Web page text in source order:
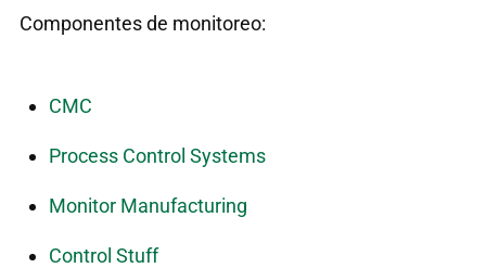
Componentes de monitoreo:
CMC
Process Control Systems
Monitor Manufacturing
Control Stuff